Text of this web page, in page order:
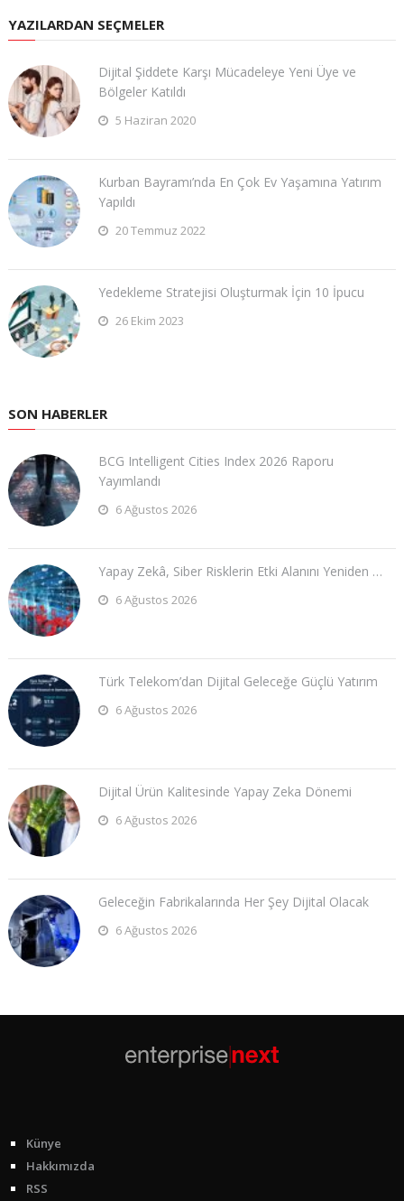
YAZILARDAN SEÇMELER
Dijital Şiddete Karşı Mücadeleye Yeni Üye ve
Bölgeler Katıldı
5 Haziran 2020
Kurban Bayramı’nda En Çok Ev Yaşamına Yatırım
Yapıldı
20 Temmuz 2022
Yedekleme Stratejisi Oluşturmak İçin 10 İpucu
26 Ekim 2023
SON HABERLER
BCG Intelligent Cities Index 2026 Raporu
Yayımlandı
6 Ağustos 2026
Yapay Zekâ, Siber Risklerin Etki Alanını Yeniden …
6 Ağustos 2026
Türk Telekom’dan Dijital Geleceğe Güçlü Yatırım
6 Ağustos 2026
Dijital Ürün Kalitesinde Yapay Zeka Dönemi
6 Ağustos 2026
Geleceğin Fabrikalarında Her Şey Dijital Olacak
6 Ağustos 2026
Künye
Hakkımızda
RSS